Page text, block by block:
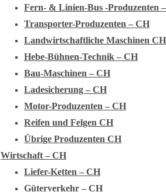
Fern- & Linien-Bus -Produzenten
Transporter-Produzenten – CH
Landwirtschaftliche Maschinen CH
Hebe-Bühnen-Technik – CH
Bau-Maschinen – CH
Ladesicherung – CH
Motor-Produzenten – CH
Reifen und Felgen CH
Übrige Produzenten CH
Wirtschaft – CH
Liefer-Ketten – CH
Güterverkehr – CH